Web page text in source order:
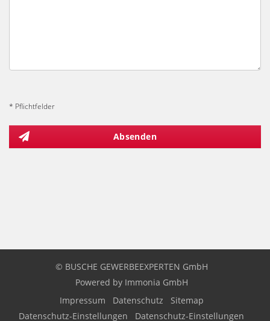
* Pflichtfelder
Absenden
© BUSCHE GEWERBEEXPERTEN GmbH
Powered by Immonia GmbH
Impressum
Datenschutz
Sitemap
Datenschutz-Einstellungen
Datenschutz-Einstellungen